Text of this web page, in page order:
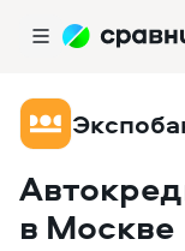
в Москве